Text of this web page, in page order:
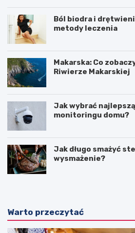
Ból biodra i
metody leczenia
Makarska: Co
Riwierze Makarskiej
Jak wybrać
monitoringu domu?
Jak długo smażyć
wysmażenie?
Warto przeczytać